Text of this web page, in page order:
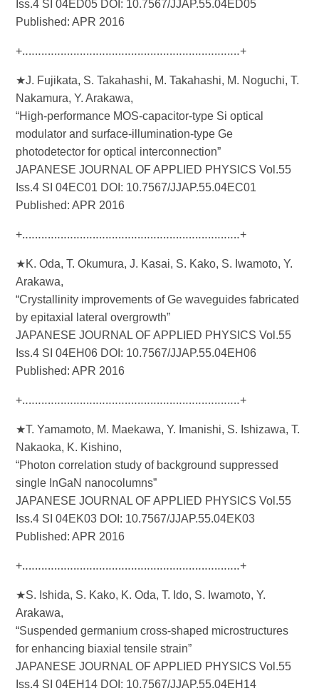
Iss.4 SI 04ED05 DOI: 10.7567/JJAP.55.04ED05
Published: APR 2016
+‥‥‥‥‥‥‥‥‥‥‥‥‥‥‥‥‥‥‥‥‥‥‥‥‥‥‥‥‥‥‥‥‥‥+
★J. Fujikata, S. Takahashi, M. Takahashi, M. Noguchi, T.
Nakamura, Y. Arakawa,
“High-performance MOS-capacitor-type Si optical
modulator and surface-illumination-type Ge
photodetector for optical interconnection”
JAPANESE JOURNAL OF APPLIED PHYSICS Vol.55
Iss.4 SI 04EC01 DOI: 10.7567/JJAP.55.04EC01
Published: APR 2016
+‥‥‥‥‥‥‥‥‥‥‥‥‥‥‥‥‥‥‥‥‥‥‥‥‥‥‥‥‥‥‥‥‥‥+
★K. Oda, T. Okumura, J. Kasai, S. Kako, S. Iwamoto, Y.
Arakawa,
“Crystallinity improvements of Ge waveguides fabricated
by epitaxial lateral overgrowth”
JAPANESE JOURNAL OF APPLIED PHYSICS Vol.55
Iss.4 SI 04EH06 DOI: 10.7567/JJAP.55.04EH06
Published: APR 2016
+‥‥‥‥‥‥‥‥‥‥‥‥‥‥‥‥‥‥‥‥‥‥‥‥‥‥‥‥‥‥‥‥‥‥+
★T. Yamamoto, M. Maekawa, Y. Imanishi, S. Ishizawa, T.
Nakaoka, K. Kishino,
“Photon correlation study of background suppressed
single InGaN nanocolumns”
JAPANESE JOURNAL OF APPLIED PHYSICS Vol.55
Iss.4 SI 04EK03 DOI: 10.7567/JJAP.55.04EK03
Published: APR 2016
+‥‥‥‥‥‥‥‥‥‥‥‥‥‥‥‥‥‥‥‥‥‥‥‥‥‥‥‥‥‥‥‥‥‥+
★S. Ishida, S. Kako, K. Oda, T. Ido, S. Iwamoto, Y.
Arakawa,
“Suspended germanium cross-shaped microstructures
for enhancing biaxial tensile strain”
JAPANESE JOURNAL OF APPLIED PHYSICS Vol.55
Iss.4 SI 04EH14 DOI: 10.7567/JJAP.55.04EH14